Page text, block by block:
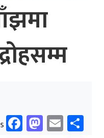
Facebook
Email